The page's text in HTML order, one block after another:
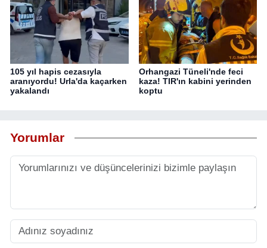
105 yıl hapis cezasıyla
aranıyordu! Urla'da kaçarken
yakalandı
Orhangazi Tüneli'nde feci
kaza! TIR'ın kabini yerinden
koptu
Yorumlar